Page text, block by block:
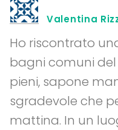
Valentina
Ho riscontrato
bagni comuni
pieni, sapone
sgradevole che
mattina. In un